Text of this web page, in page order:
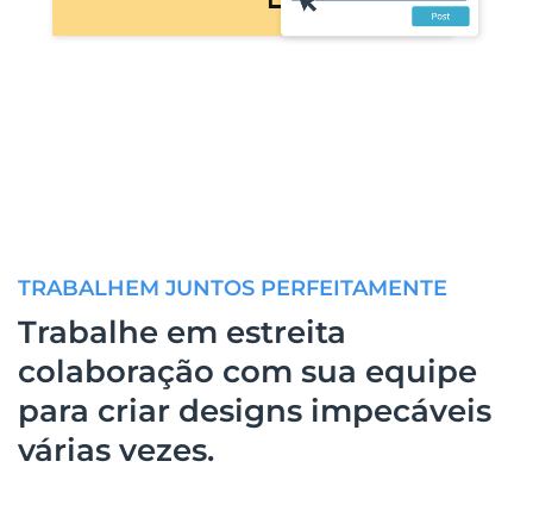
TRABALHEM JUNTOS PERFEITAMENTE
Trabalhe em estreita
colaboração com sua equipe
para criar designs impecáveis
várias vezes.